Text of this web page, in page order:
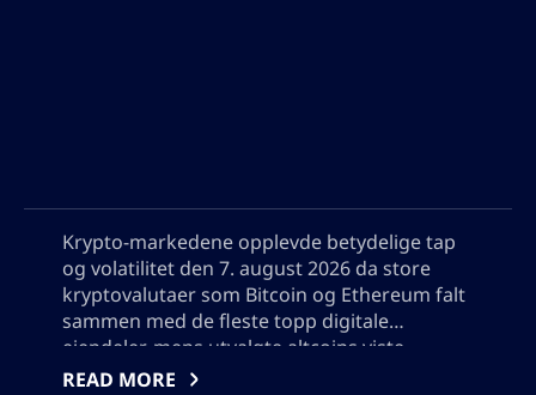
Krypto-markedene opplevde betydelige tap
og volatilitet den 7. august 2026 da store
kryptovalutaer som Bitcoin og Ethereum falt
sammen med de fleste topp digitale
eiendeler, mens utvalgte altcoins viste
motstandskraft. Denne detaljerte analysen
READ MORE